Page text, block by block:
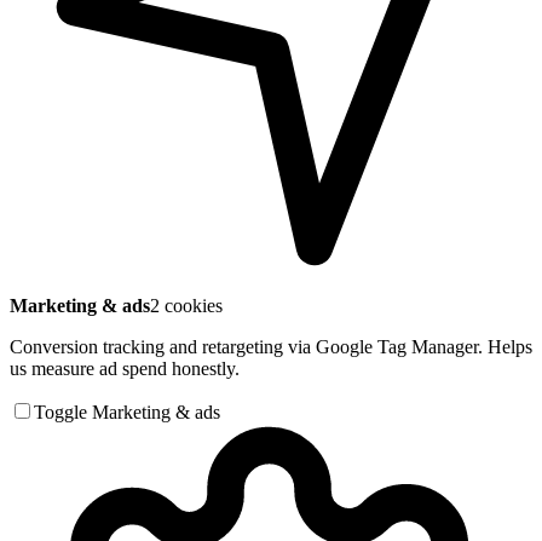
Marketing & ads2 cookies
Conversion tracking and retargeting via Google Tag Manager. Helps
us measure ad spend honestly.
Toggle Marketing & ads